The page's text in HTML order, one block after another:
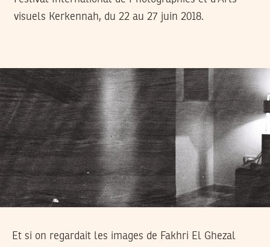
visuels Kerkennah, du 22 au 27 juin 2018.
Et si on regardait les images de Fakhri El Ghezal